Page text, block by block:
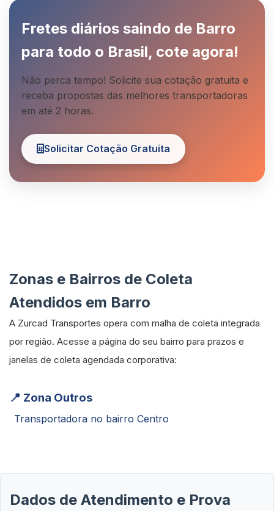
Fretes diários saindo de Barro
para todo o Brasil, cote agora!
Não perca tempo! Solicite sua cotação gratuita e
receba propostas das melhores transportadoras
em até 2 horas.
Solicitar Cotação Gratuita
Zonas e Bairros de Coleta
Atendidos em Barro
A Zurcad Transportes opera com malha de coleta integrada
por região. Acesse a página do seu bairro para prazos e
janelas de coleta agendada corporativa:
📍 Zona Outros
Transportadora no bairro Centro
Dados de Atendimento e Prova